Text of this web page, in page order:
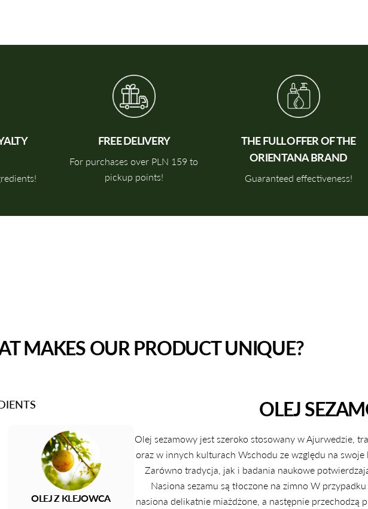
FREE DELIVERY
For purchases over PLN 159 to
pickup points!
THE FULL OFFEROF THE
ORIENTANA BRAND
Guaranteed effectiveness!
MAKES OUR PRODUCT UNIQUE?
OLEJ Z KLEJOWCA
OLEJ
Olej sezamowy jest szeroko stosowany w Ajurwedzie,
oraz w innych kulturach Wschodu ze względu na
Zarówno tradycja, jak i badania naukowe
Nasiona sezamu są tłoczone na zimno W
nasiona delikatnie miażdżone, a następnie przechodzą